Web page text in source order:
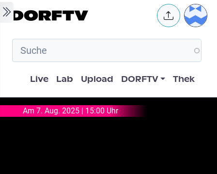
Skip to main content User
Hauptnavigation
Live Lab Upload DORFTV Thek
Am 7. Aug. 2025 | 15:00 Uhr